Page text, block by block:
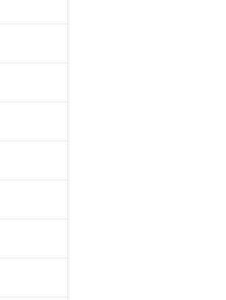
が提供可能な商品です。